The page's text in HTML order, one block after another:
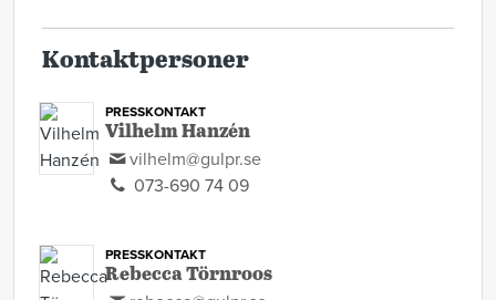
Kontaktpersoner
PRESSKONTAKT
Vilhelm Hanzén
vilhelm@gulpr.se
073-690 74 09
PRESSKONTAKT
Rebecca Törnroos